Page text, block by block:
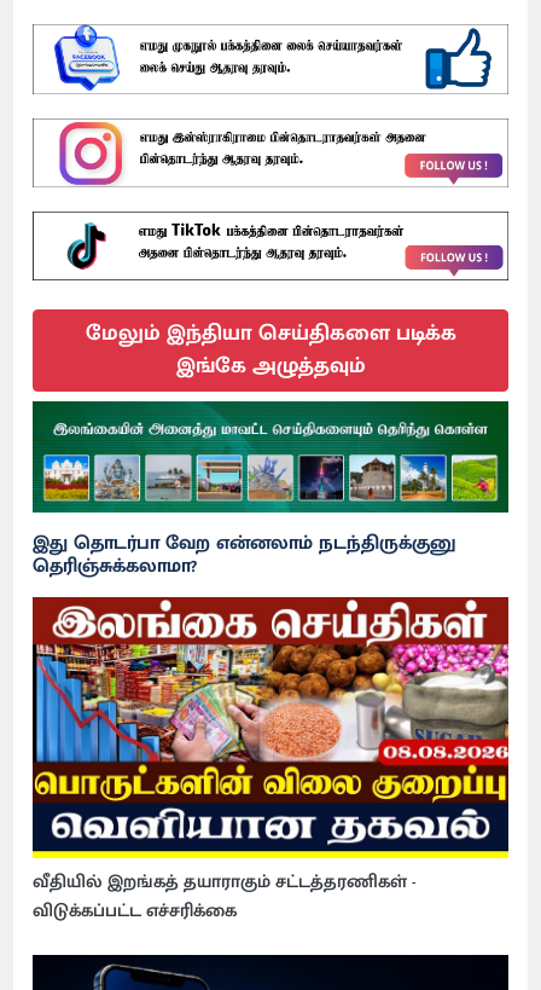
மேலும் இந்தியா செய்திகளை படிக்க
இங்கே அழுத்தவும்
இது தொடர்பா வேற என்னலாம் நடந்திருக்குனு
தெரிஞ்சுக்கலாமா?
வீதியில் இறங்கத் தயாராகும் சட்டத்தரணிகள் -
விடுக்கப்பட்ட எச்சரிக்கை